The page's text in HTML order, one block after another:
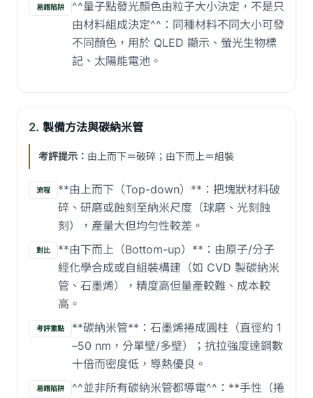
易錯陷阱
^^量子點發光顏色由粒子大小決定，不是只
由材料組成決定^^：同種材料不同大小可發
不同顏色，用於 QLED 顯示、螢光生物標
記、太陽能電池。
2. 製備方法與碳納米管
考評提示： 由上而下＝破碎；由下而上＝組裝
流程
**由上而下（Top-down）**：把塊狀材料破
碎、研磨或蝕刻至納米尺度（球磨、光刻蝕
刻），產量大但均勻性較差。
對比
**由下而上（Bottom-up）**：由原子/分子
經化學合成或自組裝構建（如 CVD 製碳納米
管、石墨烯），精度高但量產較難、成本較
高。
考評重點
**碳納米管**：石墨烯捲成圓柱（直徑約 1
–50 nm，分單壁/多壁）；抗拉強度達鋼數
十倍而密度低，導熱優良。
易錯陷阱
^^並非所有碳納米管都導電^^：**手性（捲